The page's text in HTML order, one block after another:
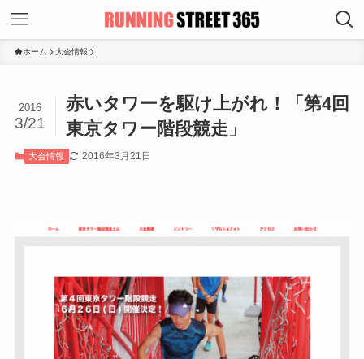
ホーム 大会情報
赤いタワーを駆け上がれ！「第4回
東京タワー階段競走」
2016
3/21
大会情報 2016年3月21日